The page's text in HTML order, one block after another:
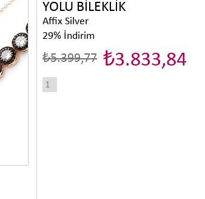
YOLU BİLEKLİK
Affix Silver
%
29 İndirim
₺5.399,77 ₺3.833,84